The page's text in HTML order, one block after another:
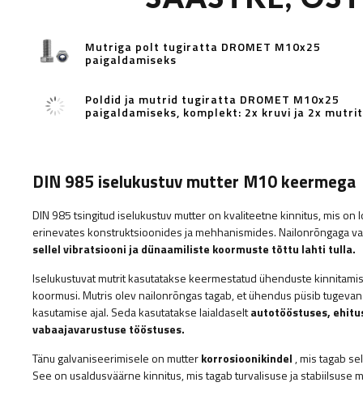
Mutriga polt tugiratta DROMET M10x25
paigaldamiseks
Poldid ja mutrid tugiratta DROMET M10x25
paigaldamiseks, komplekt: 2x kruvi ja 2x mutrit
DIN 985 iselukustuv mutter M10 keermega
DIN 985 tsingitud iselukustuv mutter on kvaliteetne kinnitus, mis
erinevates konstruktsioonides ja mehhanismides. Nailonrõngaga
sellel vibratsiooni ja dünaamiliste koormuste tõttu lahti tulla.
Iselukustuvat mutrit kasutatakse keermestatud ühenduste
koormusi. Mutris olev nailonrõngas tagab, et ühendus püsib
kasutamise ajal. Seda kasutatakse laialdaseltautotööstuses,
vabaajavarustuse tööstuses.
Tänu galvaniseerimisele on mutterkorrosioonikindel , mis tagab
See on usaldusväärne kinnitus, mis tagab turvalisuse ja stabiilsuse